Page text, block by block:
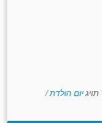
תויגיום הולדת/